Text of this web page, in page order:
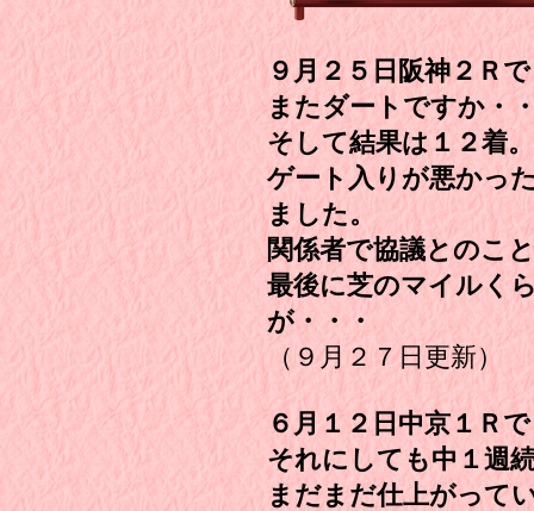
９月２５日阪神２Ｒ
またダートですか・
そして結果は１２着。
ゲート入りが悪かっ
ました。
関係者で協議とのこ
最後に芝のマイルく
が・・・
（９月２７日更新）
６月１２日中京１Ｒ
それにしても中１週
まだまだ仕上がって